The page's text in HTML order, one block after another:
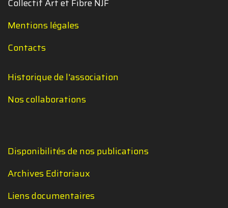
Mentions légales
Contacts
Historique de l'association
Nos collaborations
Disponibilités de nos publications
Archives Editoriaux
Liens documentaires